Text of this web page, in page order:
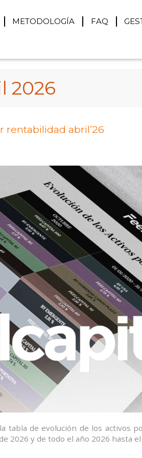
METODOLOGÍA FAQ
2026
rentabilidad abril’26
tabla de evolución de los activos
2026 y de todo el año 2026 hasta